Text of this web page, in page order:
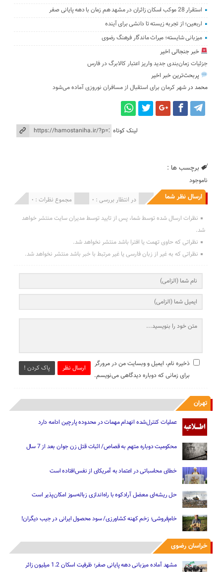
استقرار 28 موکب اسکان زائران در مشهد هم زمان با دهه پایانی صفر
اربعین؛ از تجربه زیسته تا دانشی برای آینده
میزبانی شایسته؛ میراث ماندگار فرهنگ رضوی
خبر جنجالی اخیر
جزئیات زمان‌بندی جدید واریز اعتبار کالابرگ در فارس
پربحث‌ترین خبر اخیر
محمد درشهر کرمان برای استقبال از مسافران نوروزی آماده می‌شود
لینک کوتاه
برچسب ها :
ناموجود
ارسال نظر شما مجموع نظرات : 0 در انتظار بررسی : 0 انتشار یافته : 0
نظرات ارسال شده توسط شما، پس از تایید توسط مدیران سایت منتشر خواهد
شد.
نظراتی که حاوی تهمت یا افترا باشد منتشر نخواهد شد.
نظراتی که به غیر از زبان فارسی یا غیر مرتبط با خبر باشد منتشر نخواهد شد.
ارسال نظر پاک کردن !
ذخیره نام، ایمیل و وبسایت من در مرورگر
برای زمانی که دوباره دیدگاهی می‌نویسم.
تهران
عملیات کنترل‌شده انهدام مهمات در محدوده پارچین ادامه دارد
محکومیت دوباره متهم به قصاص/ اثبات قتل زن جوان بعد از 7 سال
خطای محاسباتی در اعتماد به آمریکای از نفس‌افتاده است
حل ریشه‌ای معضل آرادکوه با راه‌اندازی زباله‌سوز امکان‌پذیر است
خام‌فروشی؛ زخم کهنه کشاورزی/ سود محصول ایرانی در جیب دیگران!
خراسان رضوی
مشهد آماده میزبانی دهه پایانی صفر؛ ظرفیت اسکان 1.2 میلیون زائر